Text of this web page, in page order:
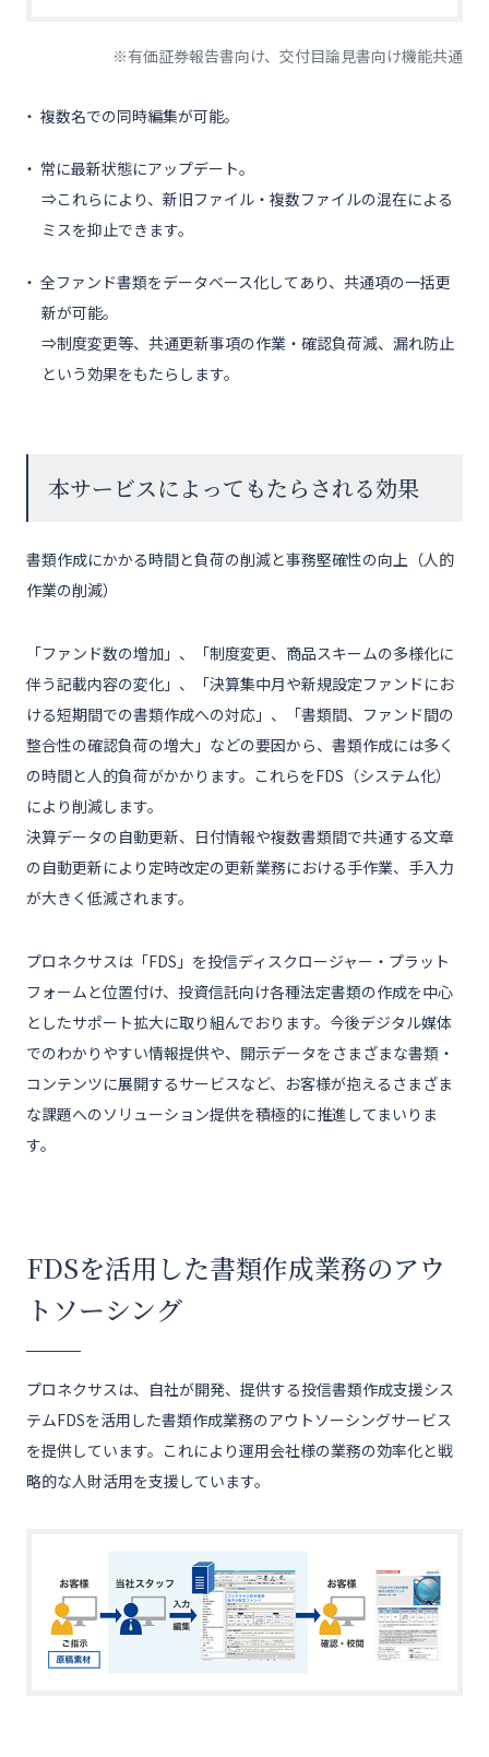
※有価証券報告書向け、交付目論見書向け機能共通
複数名での同時編集が可能。
常に最新状態にアップデート。
⇒これらにより、新旧ファイル・複数ファイルの混在による
ミスを抑止できます。
全ファンド書類をデータベース化してあり、共通項の一括更
新が可能。
⇒制度変更等、共通更新事項の作業・確認負荷減、漏れ防止
という効果をもたらします。
本サービスによってもたらされる効果
書類作成にかかる時間と負荷の削減と事務堅確性の向上（人的
作業の削減）
「ファンド数の増加」、「制度変更、商品スキームの多様化に
伴う記載内容の変化」、「決算集中月や新規設定ファンドにお
ける短期間での書類作成への対応」、「書類間、ファンド間の
整合性の確認負荷の増大」などの要因から、書類作成には多く
の時間と人的負荷がかかります。これらをFDS（システム化）
により削減します。
決算データの自動更新、日付情報や複数書類間で共通する文章
の自動更新により定時改定の更新業務における手作業、手入力
が大きく低減されます。
プロネクサスは「FDS」を投信ディスクロージャー・プラット
フォームと位置付け、投資信託向け各種法定書類の作成を中心
としたサポート拡大に取り組んでおります。今後デジタル媒体
でのわかりやすい情報提供や、開示データをさまざまな書類・
コンテンツに展開するサービスなど、お客様が抱えるさまざま
な課題へのソリューション提供を積極的に推進してまいりま
す。
FDSを活用した書類作成業務のアウ
トソーシング
プロネクサスは、自社が開発、提供する投信書類作成支援シス
テムFDSを活用した書類作成業務のアウトソーシングサービス
を提供しています。これにより運用会社様の業務の効率化と戦
略的な人財活用を支援しています。